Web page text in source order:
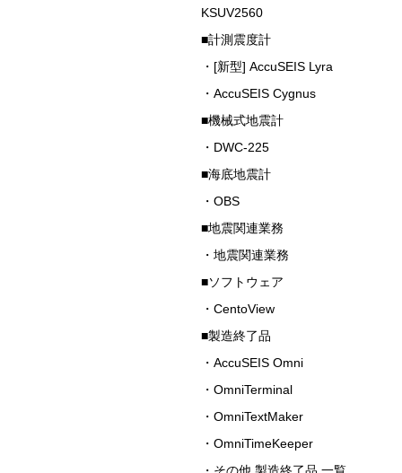
KSUV2560
■計測震度計
・[新型] AccuSEIS Lyra
・AccuSEIS Cygnus
■機械式地震計
・DWC-225
■海底地震計
・OBS
■地震関連業務
・地震関連業務
■ソフトウェア
・CentoView
■製造終了品
・AccuSEIS Omni
・OmniTerminal
・OmniTextMaker
・OmniTimeKeeper
・その他 製造終了品 一覧